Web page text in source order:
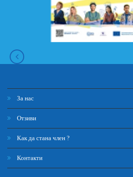
За нас
Отзиви
Как да стана член ?
Контакти